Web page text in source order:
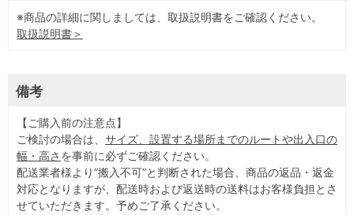
※商品の詳細に関しましては、取扱説明書をご確認ください。
取扱説明書＞
備考
【ご購入前の注意点】
ご検討の場合は、 サイズ、設置する場所までのルートや出入口の
幅・高さ を事前に必ずご確認ください。
配送業者様より”搬入不可”と判断された場合、商品の返品・返金
対応となりますが、配送時および返送時の送料はお客様負担とさ
せていただきます。予めご了承ください。